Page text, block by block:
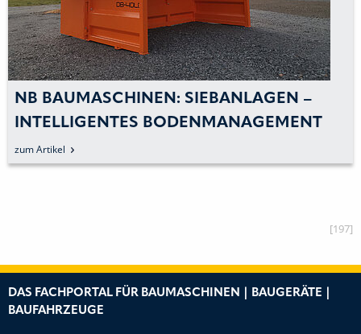
NB BAUMASCHINEN: SIEBANLAGEN –
INTELLIGENTES BODENMANAGEMENT
WIRD REALITÄT
zum Artikel
[197]
DAS FACHPORTAL FÜR BAUMASCHINEN | BAUGERÄTE |
BAUFAHRZEUGE